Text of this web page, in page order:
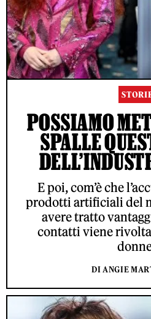
POSSIAMO
SPALLE
E poi, com’è che
prodotti artificiali del
avere tratto
contatti viene
DI ANGIE